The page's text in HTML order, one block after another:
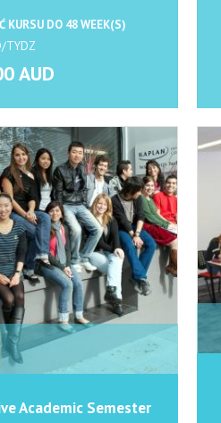
KURSU DO 48 WEEK(S)
TYDZ
AUD
Academic Semester